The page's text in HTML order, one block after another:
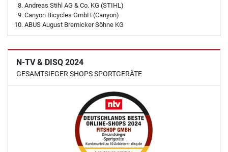
Andreas Stihl AG & Co. KG (STIHL)
Canyon Bicycles GmbH (Canyon)
ABUS August Bremicker Söhne KG
N-TV & DISQ 2024
GESAMTSIEGER SHOPS SPORTGERÄTE